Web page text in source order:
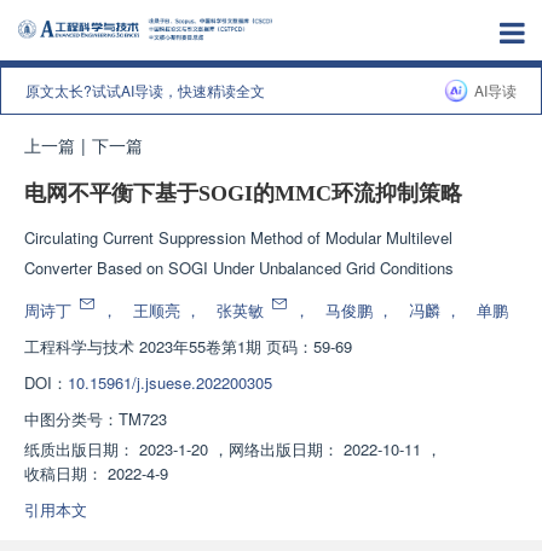
原文太长?试试AI导读，快速精读全文 AI导读
上一篇 | 下一篇
电网不平衡下基于SOGI的MMC环流抑制策略
Circulating Current Suppression Method of Modular Multilevel
Converter Based on SOGI Under Unbalanced Grid Conditions
周诗丁
， 王顺亮 ， 张英敏 ， 马俊鹏 ， 冯麟 ，
单鹏
工程科学与技术 2023年55卷第1期 页码：59-69
DOI： 10.15961/j.jsuese.202200305
中图分类号： TM723
纸质出版日期： 2023-1-20 ， 网络出版日期： 2022-10-11 ，
收稿日期： 2022-4-9
引用本文